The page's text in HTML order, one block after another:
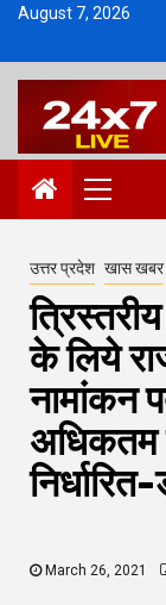
Skip
content
August 7, 2026
Primary
Menu
उत्तर प्रदेश खास खबर
के लिये
नामांकन
अधिकतम
March 26, 2021